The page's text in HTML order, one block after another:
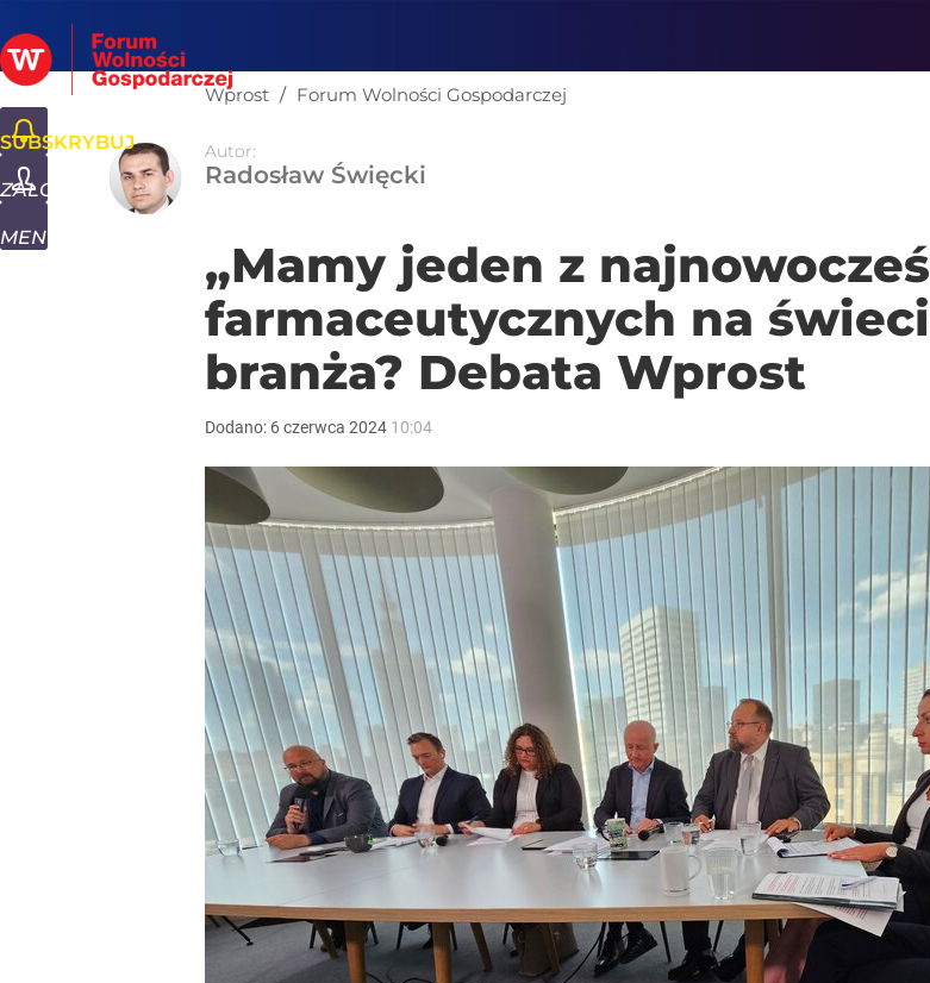
SUBSKRYBUJ
ZALOGUJ
MENU
Wprost / Forum Wolności Gospodarczej
Autor:
Radosław Święcki
„Mamy jeden z
farmaceutycznych na
branża? Debata Wprost
Dodano: 6czerwca 2024 10:04